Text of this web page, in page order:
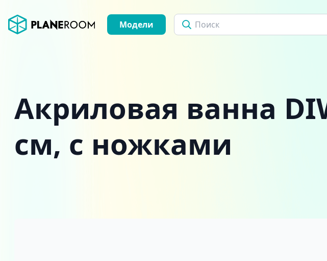
Модели
Акриловая ванна
см, с ножками